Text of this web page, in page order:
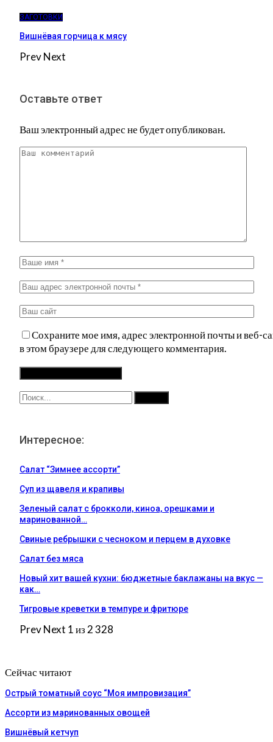
ЗАГОТОВКИ
Вишнёвая горчица к мясу
PrevNext
Оставьте ответ
Ваш электронный адрес не будет опубликован.
Сохраните мое имя, адрес электронной почты и веб-
в этом браузере для следующего комментария.
Интересное:
Салат “Зимнее ассорти”
Суп из щавеля и крапивы
Зеленый салат с брокколи, киноа, орешками и
маринованной…
Свиные ребрышки с чесноком и перцем в духовке
Салат без мяса
Новый хит вашей кухни: бюджетные баклажаны на вкус —
как…
Тигровые креветки в темпуре и фритюре
PrevNext 1 из 2 328
Сейчас читают
Острый томатный соус “Моя импровизация”
Ассорти из маринованных овощей
Вишнёвый кетчуп